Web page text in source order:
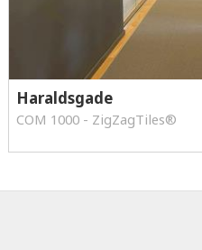
Haraldsgade
COM 1000 - ZigZagTiles®